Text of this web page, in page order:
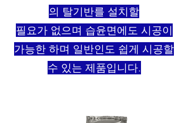
의 탈기반를 설치할
필요가 없으며 습윤면에도 시공이
가능한 하며 일반인도 쉽게 시공할
수 있는 제품입니다.